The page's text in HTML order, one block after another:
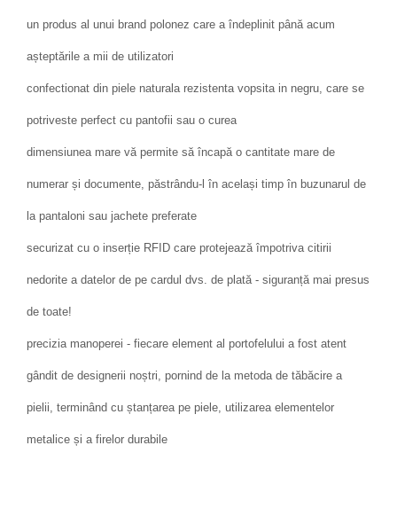
un produs al unui brand polonez care a îndeplinit până acum
așteptările a mii de utilizatori
confectionat din piele naturala rezistenta vopsita in negru, care se
potriveste perfect cu pantofii sau o curea
dimensiunea mare vă permite să încapă o cantitate mare de
numerar și documente, păstrându-l în același timp în buzunarul de
la pantaloni sau jachete preferate
securizat cu o inserție RFID care protejează împotriva citirii
nedorite a datelor de pe cardul dvs. de plată - siguranță mai presus
de toate!
precizia manoperei - fiecare element al portofelului a fost atent
gândit de designerii noștri, pornind de la metoda de tăbăcire a
pielii, terminând cu ștanțarea pe piele, utilizarea elementelor
metalice și a firelor durabile